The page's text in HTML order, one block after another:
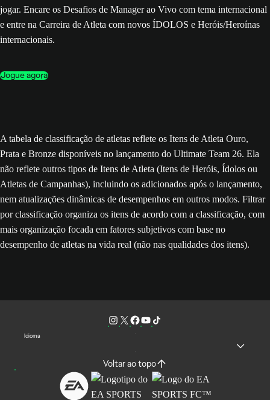
jogar. Encare os Desafios de Manager ao Vivo com tema internacional
e entre na Carreira de Atleta com novos ÍDOLOS e Heróis/Heroínas
internacionais.
Jogue agora
A tabela de classificação de atletas reflete os Itens de Atleta Ouro,
Prata e Bronze disponíveis no lançamento do Ultimate Team 26. Ela
não reflete outros tipos de Itens de Atleta (Itens de Heróis, Ídolos ou
Atletas de Campanhas), incluindo os adicionados após o lançamento,
nem atualizações dinâmicas de desempenhos em outros modos. Filtrar
por classificação organiza os itens de acordo com a classificação, com
mais organização focada em fatores subjetivos com base no
desempenho de atletas na vida real (não nas qualidades dos itens).
Idioma
Voltar ao topo